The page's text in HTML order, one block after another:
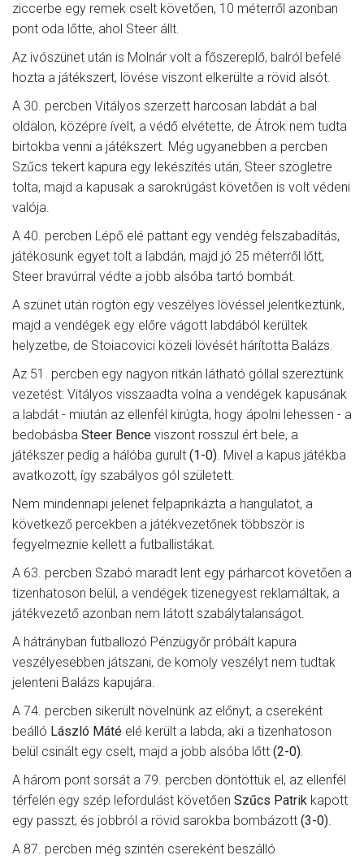
ziccerbe egy remek cselt követően, 10 méterről azonban
pont oda lőtte, ahol Steer állt.
Az ivószünet után is Molnár volt a főszereplő, balról befelé
hozta a játékszert, lövése viszont elkerülte a rövid alsót.
A 30. percben Vitályos szerzett harcosan labdát a bal
oldalon, középre ívelt, a védő elvétette, de Átrok nem tudta
birtokba venni a játékszert. Még ugyanebben a percben
Szűcs tekert kapura egy lekészítés után, Steer szögletre
tolta, majd a kapusak a sarokrúgást követően is volt védeni
valója.
A 40. percben Lépő elé pattant egy vendég felszabadítás,
játékosunk egyet tolt a labdán, majd jó 25 méterről lőtt,
Steer bravúrral védte a jobb alsóba tartó bombát.
A szünet után rögtön egy veszélyes lövéssel jelentkeztünk,
majd a vendégek egy előre vágott labdából kerültek
helyzetbe, de Stoiacovici közeli lövését hárította Balázs.
Az 51. percben egy nagyon ritkán látható góllal szereztünk
vezetést: Vitályos visszaadta volna a vendégek kapusának
a labdát - miután az ellenfél kirúgta, hogy ápolni lehessen - a
bedobásba Steer Bence viszont rosszul ért bele, a
játékszer pedig a hálóba gurult (1-0). Mivel a kapus játékba
avatkozott, így szabályos gól született.
Nem mindennapi jelenet felpaprikázta a hangulatot, a
következő percekben a játékvezetőnek többször is
fegyelmeznie kellett a futballistákat.
A 63. percben Szabó maradt lent egy párharcot követően a
tizenhatoson belül, a vendégek tizenegyest reklamáltak, a
játékvezető azonban nem látott szabálytalanságot.
A hátrányban futballozó Pénzügyőr próbált kapura
veszélyesebben játszani, de komoly veszélyt nem tudtak
jelenteni Balázs kapujára.
A 74. percben sikerült növelnünk az előnyt, a csereként
beálló László Máté elé került a labda, aki a tizenhatoson
belül csinált egy cselt, majd a jobb alsóba lőtt (2-0).
A három pont sorsát a 79. percben döntöttük el, az ellenfél
térfelén egy szép lefordulást követően Szűcs Patrik kapott
egy passzt, és jobbról a rövid sarokba bombázott (3-0).
A 87. percben még szintén csereként beszálló